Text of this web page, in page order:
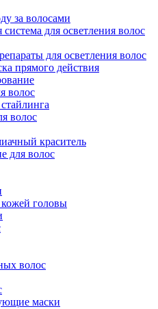
за волосами
для осветления волос
для осветления волос
прямого действия
волос
волос
краситель
для волос
кожей головы
волос
маски